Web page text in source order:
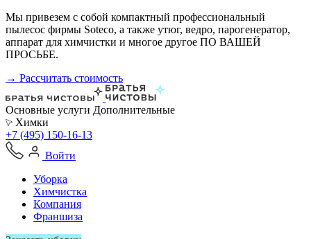
Мы привезем с собой компактный профессиональный
пылесос фирмы Soteco, а также утюг, ведро, парогенератор,
аппарат для химчистки и многое другое ПО ВАШЕЙ
ПРОСЬБЕ.
→ Рассчитать стоимость
Основные услуги Дополнительные
Химки
+7 (495) 150-16-13
Войти
Уборка
Химчистка
Компания
Франшиза